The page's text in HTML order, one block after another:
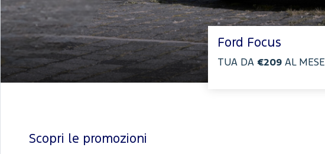
Ford Focus
TUA DA€209 AL MESE
Scopri le promozioni